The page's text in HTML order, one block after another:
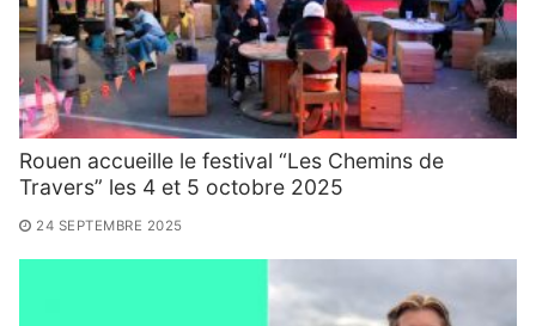
Rouen accueille le festival “Les Chemins de
Travers” les 4 et 5 octobre 2025
24 SEPTEMBRE 2025